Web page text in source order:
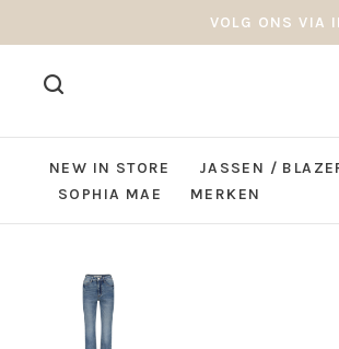
VOLG ONS VIA
NEW IN STORE JASSEN /
SOPHIA MAE
MERKEN